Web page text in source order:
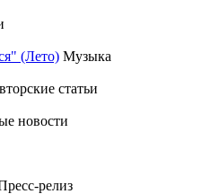
(Лето) Музыка
статьи
новости
релиз